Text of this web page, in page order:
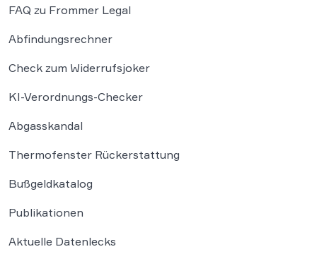
FAQ zu Frommer Legal
Abfindungsrechner
Check zum Widerrufsjoker
KI-Verordnungs-Checker
Abgasskandal
Thermofenster Rückerstattung
Bußgeldkatalog
Publikationen
Aktuelle Datenlecks